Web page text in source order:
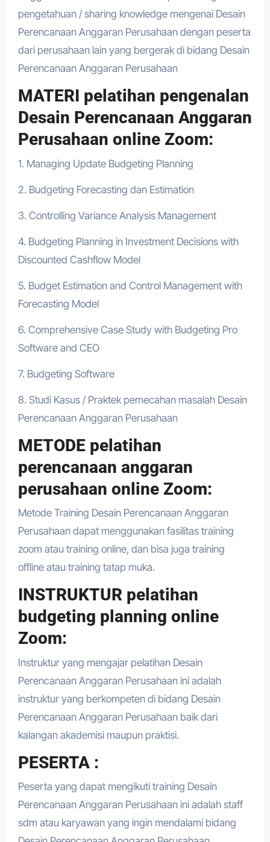
pengetahuan / sharing knowledge mengenai Desain
Perencanaan Anggaran Perusahaan dengan peserta
dari perusahaan lain yang bergerak di bidang Desain
Perencanaan Anggaran Perusahaan
MATERI pelatihan pengenalan
Desain Perencanaan Anggaran
Perusahaan online Zoom:
1. Managing Update Budgeting Planning
2. Budgeting Forecasting dan Estimation
3. Controlling Variance Analysis Management
4. Budgeting Planning in Investment Decisions with
Discounted Cashflow Model
5. Budget Estimation and Control Management with
Forecasting Model
6. Comprehensive Case Study with Budgeting Pro
Software and CEO
7. Budgeting Software
8. Studi Kasus / Praktek pemecahan masalah Desain
Perencanaan Anggaran Perusahaan
METODE pelatihan
perencanaan anggaran
perusahaan online Zoom:
Metode Training Desain Perencanaan Anggaran
Perusahaan dapat menggunakan fasilitas training
zoom atau training online, dan bisa juga training
offline atau training tatap muka.
INSTRUKTUR pelatihan
budgeting planning online
Zoom:
Instruktur yang mengajar pelatihan Desain
Perencanaan Anggaran Perusahaan ini adalah
instruktur yang berkompeten di bidang Desain
Perencanaan Anggaran Perusahaan baik dari
kalangan akademisi maupun praktisi.
PESERTA :
Peserta yang dapat mengikuti training Desain
Perencanaan Anggaran Perusahaan ini adalah staff
sdm atau karyawan yang ingin mendalami bidang